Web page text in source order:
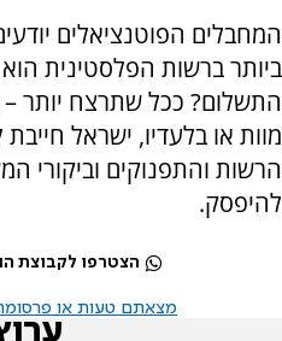
המחבלים הפוטנציאלים
ביותר ברשות הפלסטינית
התשלום? ככל שתרצח יותר
מוות או בלעדיו, ישראל
הרשות והתפנוקים וביקורי
להיפסק.
הצטרפו לקבוצת
מצאתם טעות או פרסומת